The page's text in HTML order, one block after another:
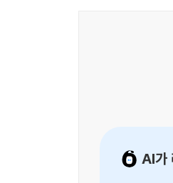
외로움, 간절함,
AI가